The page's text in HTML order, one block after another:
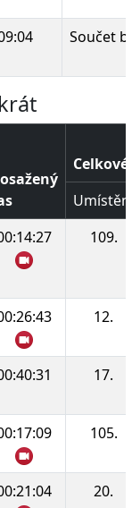
Součet
Celkové
Umístění
109.
12.
17.
105.
20.